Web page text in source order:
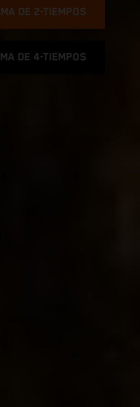
DE 2-TIEMPOS
DE 4-TIEMPOS